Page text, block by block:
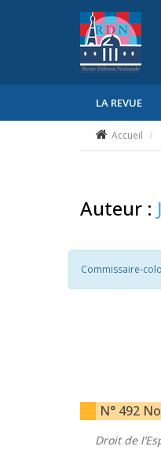
LA REVUE
Accueil
Auteur :
Commissaire-
N° 492
Droit de